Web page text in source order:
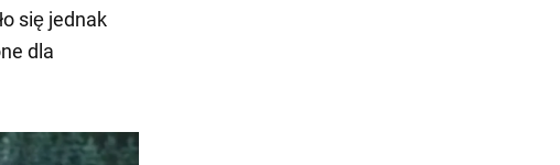
się jednak
dla